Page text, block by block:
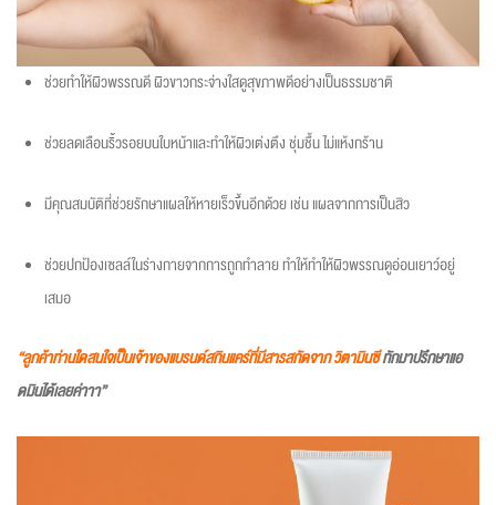
ช่วยทำให้ผิวพรรณดี ผิวขาวกระจ่างใสดูสุขภาพดีอย่างเป็นธรรมชาติ
ช่วยลดเลือนริ้วรอยบนใบหน้าและทำให้ผิวเต่งตึง ชุ่มชื้น ไม่แห้งกร้าน
มีคุณสมบัติที่ช่วยรักษาแผลให้หายเร็วขึ้นอีกด้วย เช่น แผลจากการเป็นสิว
ช่วยปกป้องเซลล์ในร่างกายจากการถูกทำลาย ทำให้ทำให้ผิวพรรณดูอ่อนเยาว์อยู่
เสมอ
“ลูกค้าท่านใดสนใจเป็นเจ้าของแบรนด์สกินแคร์ที่มีสารสกัดจาก วิตามินซีทักมาปรึกษาแอ
ดมินได้เลยค่าาา”